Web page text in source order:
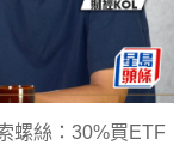
螺絲：30%買ETF